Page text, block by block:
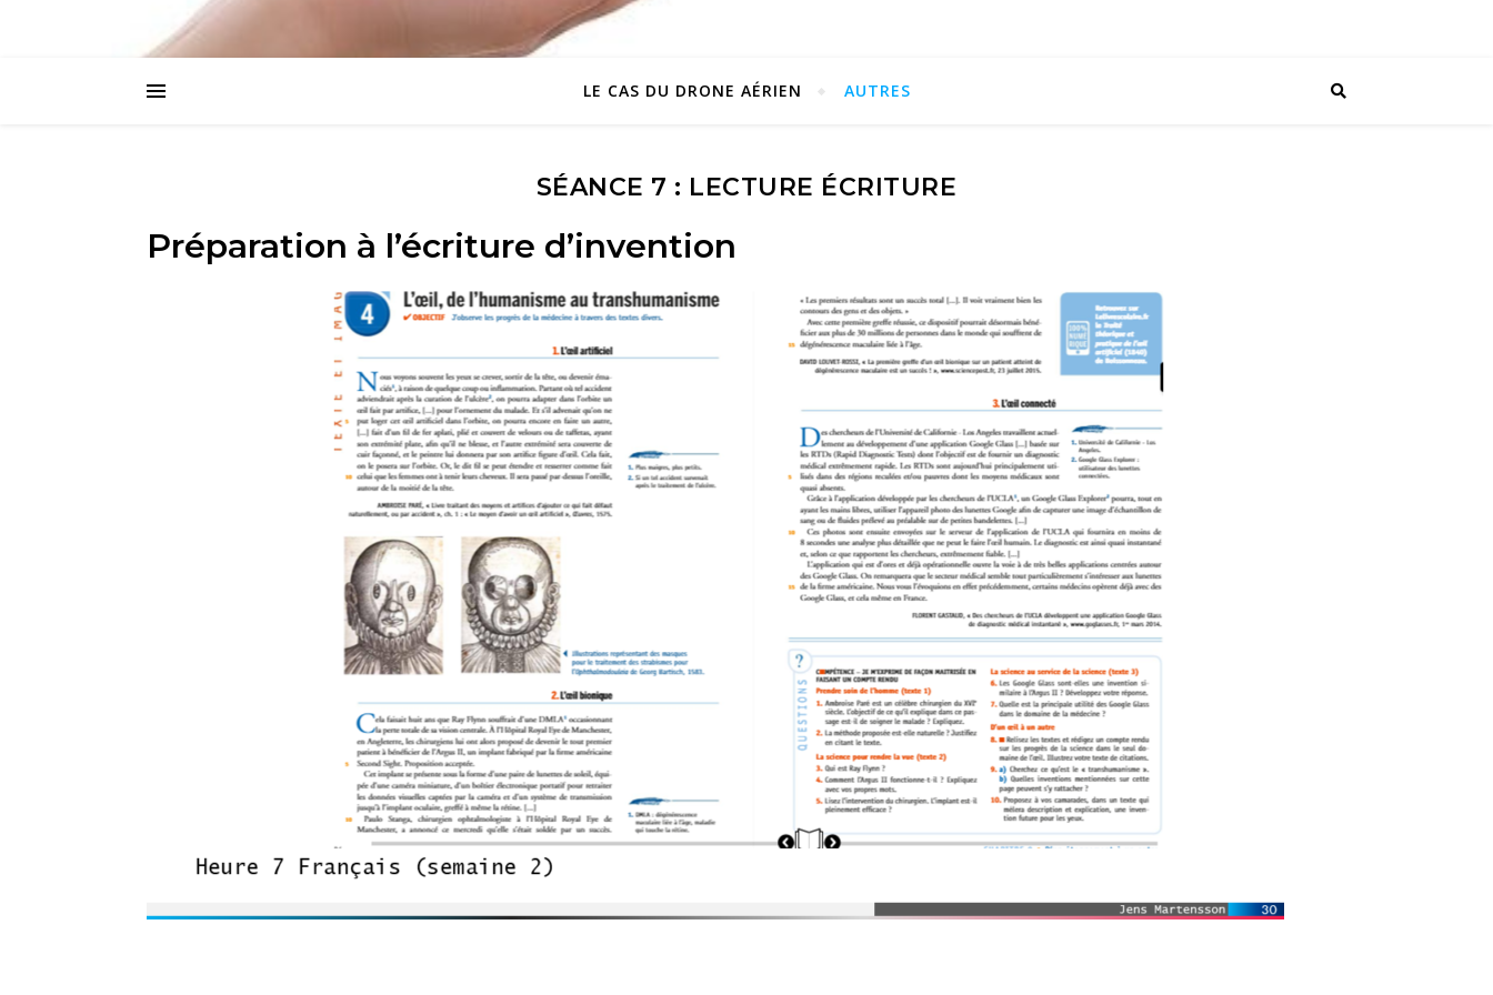
LE CAS DU DRONE AÉRIEN AUTRES
SÉANCE 7 : LECTURE ÉCRITURE
Préparation à l’écriture d’invention